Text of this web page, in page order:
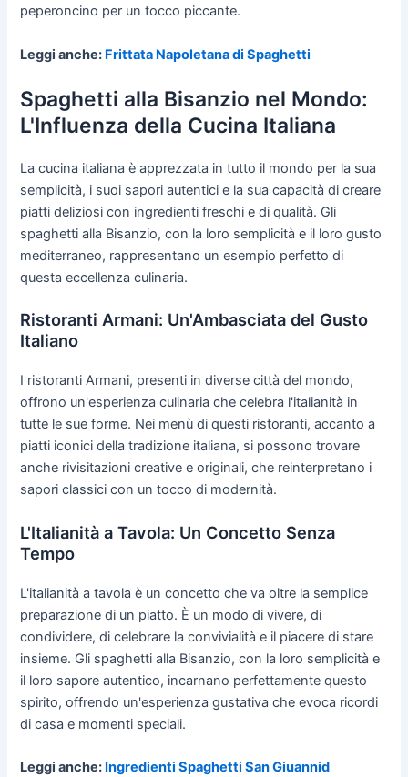
peperoncino per un tocco piccante.
Leggi anche: Frittata Napoletana di Spaghetti
Spaghetti alla Bisanzio nel Mondo:
L'Influenza della Cucina Italiana
La cucina italiana è apprezzata in tutto il mondo per la sua
semplicità, i suoi sapori autentici e la sua capacità di creare
piatti deliziosi con ingredienti freschi e di qualità. Gli
spaghetti alla Bisanzio, con la loro semplicità e il loro gusto
mediterraneo, rappresentano un esempio perfetto di
questa eccellenza culinaria.
Ristoranti Armani: Un'Ambasciata del Gusto
Italiano
I ristoranti Armani, presenti in diverse città del mondo,
offrono un'esperienza culinaria che celebra l'italianità in
tutte le sue forme. Nei menù di questi ristoranti, accanto a
piatti iconici della tradizione italiana, si possono trovare
anche rivisitazioni creative e originali, che reinterpretano i
sapori classici con un tocco di modernità.
L'Italianità a Tavola: Un Concetto Senza
Tempo
L'italianità a tavola è un concetto che va oltre la semplice
preparazione di un piatto. È un modo di vivere, di
condividere, di celebrare la convivialità e il piacere di stare
insieme. Gli spaghetti alla Bisanzio, con la loro semplicità e
il loro sapore autentico, incarnano perfettamente questo
spirito, offrendo un'esperienza gustativa che evoca ricordi
di casa e momenti speciali.
Leggi anche: Ingredienti Spaghetti San Giuannid